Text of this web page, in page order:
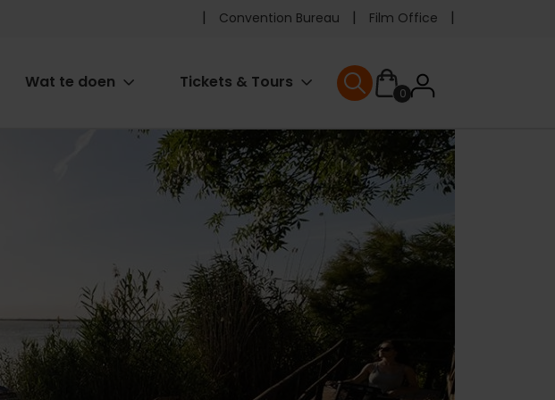
Pre
header
Convention Bureau Film Office
Wat te doen Tickets & Tours
0User
menu
User menu